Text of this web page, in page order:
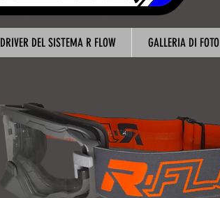
DRIVER DEL SISTEMA R FLOW GALLERIA DI FOTO